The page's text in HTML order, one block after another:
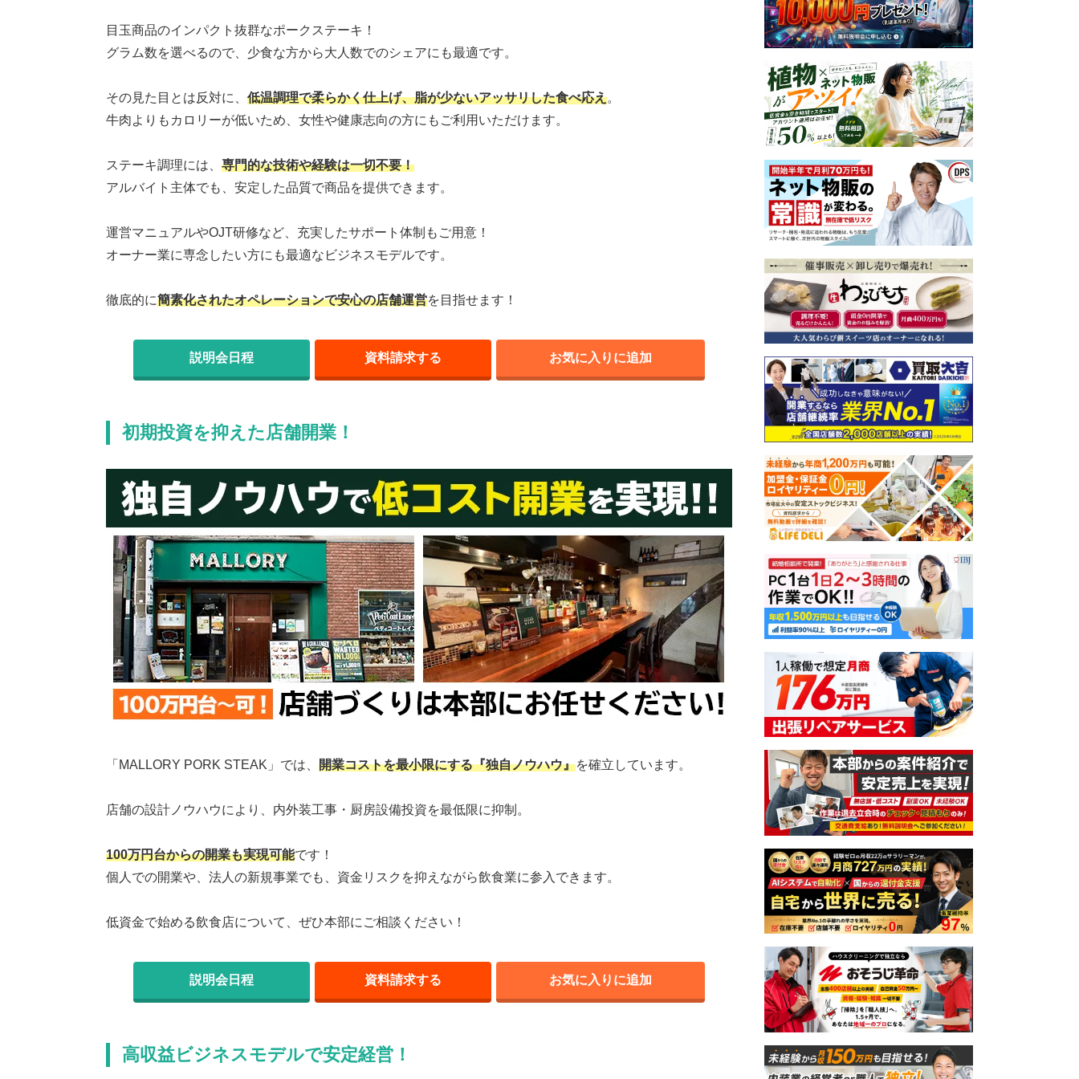
目玉商品のインパクト抜群なポークステーキ！
グラム数を選べるので、少食な方から大人数でのシェアにも最適です。
その見た目とは反対に、 低温調理で柔らかく仕上げ、脂が少ないアッサリした食べ応え。
牛肉よりもカロリーが低いため、女性や健康志向の方にもご利用いただけます。
ステーキ調理には、 専門的な技術や経験は一切不要！
アルバイト主体でも、安定した品質で商品を提供できます。
運営マニュアルやOJT研修など、充実したサポート体制もご用意！
オーナー業に専念したい方にも最適なビジネスモデルです。
徹底的に簡素化されたオペレーションで安心の店舗運営を目指せます！
説明会日程 資料請求する お気に入りに追加
初期投資を抑えた店舗開業！
「MALLORY PORK STEAK」では、 開業コストを最小限にする『独自ノウハウ』を確立しています。
店舗の設計ノウハウにより、内外装工事・厨房設備投資を最低限に抑制。
100万円台からの開業も実現可能です！
個人での開業や、法人の新規事業でも、資金リスクを抑えながら飲食業に参入できます。
低資金で始める飲食店について、ぜひ本部にご相談ください！
説明会日程 資料請求する お気に入りに追加
高収益ビジネスモデルで安定経営！